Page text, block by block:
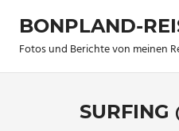
Inhalt
springen
BONPLAND-
Fotos und Berichte von meinen
SURFING